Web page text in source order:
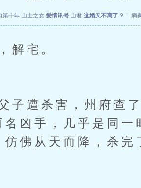
第十年 山主之女 爱情讯号 山君 这婚又不离了？！ 病
宅。
遭杀害，州府查了
名凶手，几乎是同
仿佛从天而降，杀完